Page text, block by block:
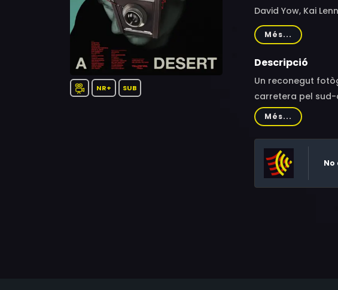
NR+ SUB
David Yow, Kai
Stevens,
Més...
Descripció
Un reconegut
carretera pel sud-
Més...
No